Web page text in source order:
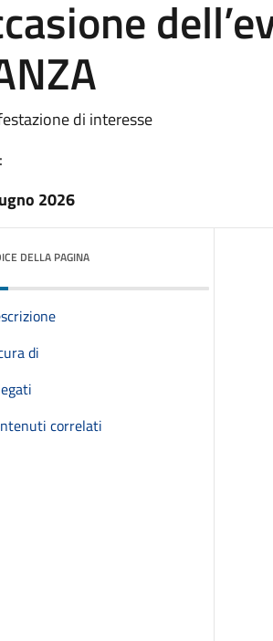
di interesse
2026
DELLA PAGINA
di
correlati